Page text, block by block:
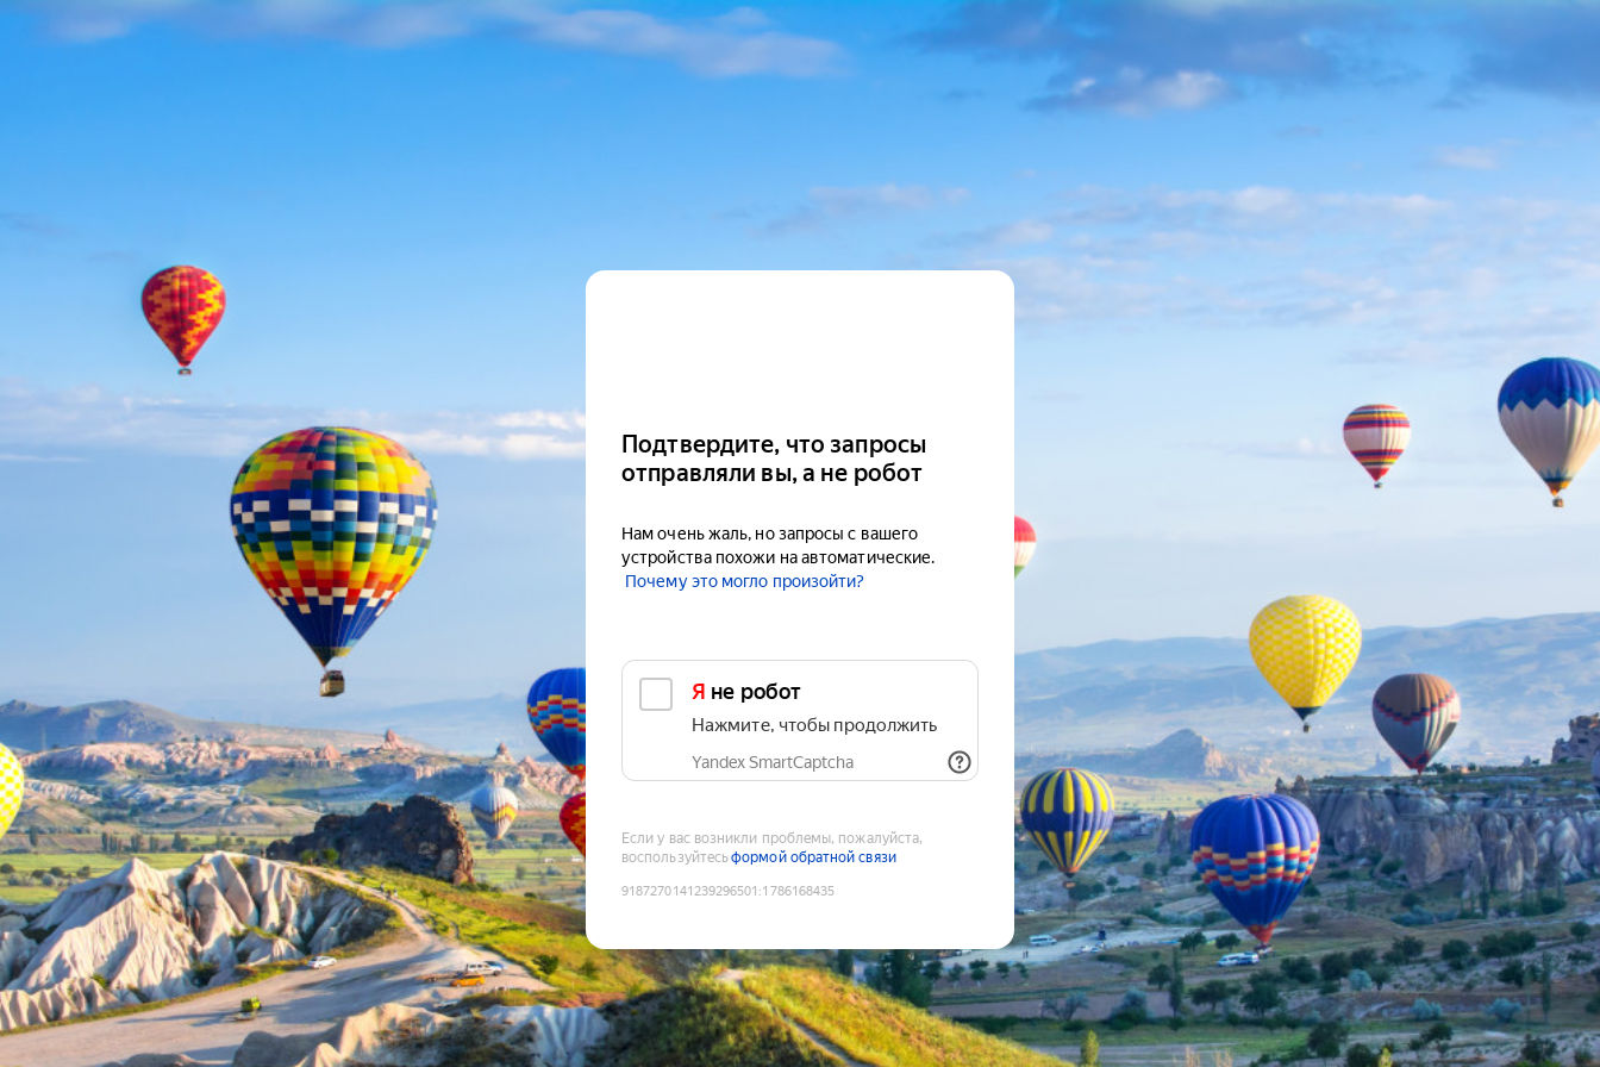
Подтвердите, что запросы
отправляли вы, а не робот
Нам очень жаль, но запросы с вашего
устройства похожи на автоматические.
Почему это могло произойти?
Я не робот
Нажмите, чтобы продолжить
Yandex SmartCaptcha
Если у вас возникли проблемы, пожалуйста,
воспользуйтесьформой обратной связи
9187270141239296501 :1786168435